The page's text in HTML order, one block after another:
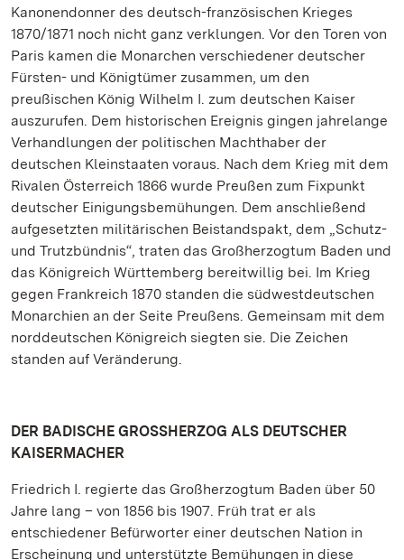
Kanonendonner des deutsch-französischen Krieges
1870/1871 noch nicht ganz verklungen. Vor den Toren von
Paris kamen die Monarchen verschiedener deutscher
Fürsten- und Königtümer zusammen, um den
preußischen König Wilhelm I. zum deutschen Kaiser
auszurufen. Dem historischen Ereignis gingen jahrelange
Verhandlungen der politischen Machthaber der
deutschen Kleinstaaten voraus. Nach dem Krieg mit dem
Rivalen Österreich 1866 wurde Preußen zum Fixpunkt
deutscher Einigungsbemühungen. Dem anschließend
aufgesetzten militärischen Beistandspakt, dem „Schutz-
und Trutzbündnis“, traten das Großherzogtum Baden und
das Königreich Württemberg bereitwillig bei. Im Krieg
gegen Frankreich 1870 standen die südwestdeutschen
Monarchien an der Seite Preußens. Gemeinsam mit dem
norddeutschen Königreich siegten sie. Die Zeichen
standen auf Veränderung.
DER BADISCHE GROSSHERZOG ALS DEUTSCHER
KAISERMACHER
Friedrich I. regierte das Großherzogtum Baden über 50
Jahre lang – von 1856 bis 1907. Früh trat er als
entschiedener Befürworter einer deutschen Nation in
Erscheinung und unterstützte Bemühungen in diese